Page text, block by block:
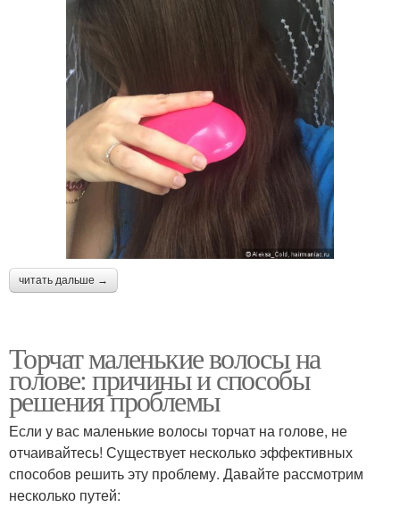
читать дальше →
Торчат маленькие волосы на
голове: причины и способы
решения проблемы
Если у вас маленькие волосы торчат на голове, не
отчаивайтесь! Существует несколько эффективных
способов решить эту проблему. Давайте рассмотрим
несколько путей: